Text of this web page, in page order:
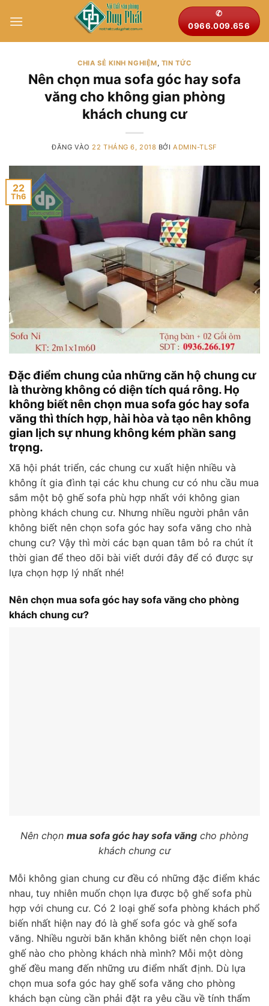
qua
✆
0966.009.656
CHIA SẺ KINH NGHIỆM, TIN TỨC
Nên chọn mua sofa góc hay sofa
văng cho không gian phòng
khách chung cư
ĐĂNG VÀO 22 THÁNG 6, 2018 BỞIADMIN-TLSF
22
Th6
Đặc điểm chung của những căn hộ chung cư
là thường không có diện tích quá rông. Họ
không biết nên chọn mua sofa góc hay sofa
văng thì thích hợp, hài hòa và tạo nên không
gian lịch sự nhung không kém phần sang
trọng.
Xã hội phát triển, các chung cư xuất hiện nhiều và
không ít gia đình tại các khu chung cư có nhu cầu mua
sắm một bộ ghế sofa phù hợp nhất với không gian
phòng khách chung cư. Nhưng nhiều người phân vân
không biết nên chọn sofa góc hay sofa văng cho nhà
chung cư? Vậy thì mời các bạn quan tâm bỏ ra chút ít
thời gian để theo dõi bài viết dưới đây để có được sự
lựa chọn hợp lý nhất nhé!
Nên chọn mua sofa góc hay sofa văng cho phòng
khách chung cư?
Nên chọn mua sofa góc hay sofa văng cho phòng
khách chung cư
Mỗi không gian chung cư đều có những đặc điểm khác
nhau, tuy nhiên muốn chọn lựa được bộ ghế sofa phù
hợp với chung cư. Có 2 loại ghế sofa phòng khách phổ
biến nhất hiện nay đó là ghế sofa góc và ghế sofa
văng. Nhiều người băn khăn không biết nên chọn loại
ghế nào cho phòng khách nhà mình? Mỗi một dòng
ghế đều mang đến những ưu điểm nhất định. Dù lựa
chọn mua sofa góc hay ghế sofa văng cho phòng
khách bạn cùng cần phải đặt ra yêu cầu về tính thẩm